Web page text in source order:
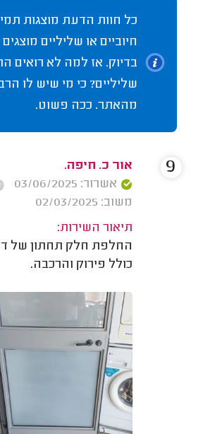
כל חוות הדעת מוצגות
חיוביים או שליליים
בדיוק. אז למה לא רואים
שליליים? כי מי שיש לו
מהאתר. ככה פשוט.
אור כ. חיפה.
אשרור: 03/06/2025
משוב: 02/03/2025
תיאור השירות:
החלפת חלק תחתון של
כולל פירוק והרכבה.
9